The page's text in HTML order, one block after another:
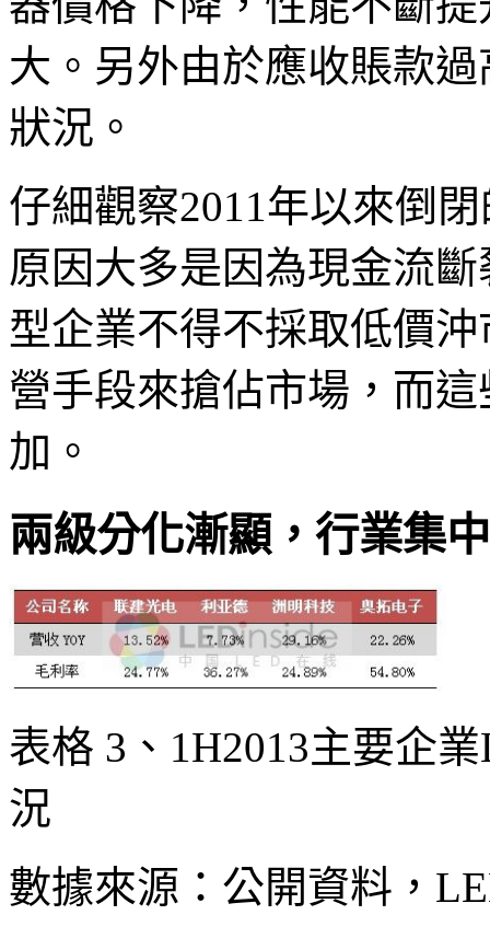
大。另外由於應收賬款
狀況。
仔細觀察2011年以來倒
原因大多是因為現金流
型企業不得不採取低價
營手段來搶佔市場，而
加。
兩級分化漸顯，行業集
表格 3、1H2013主要企
況
數據來源：公開資料，